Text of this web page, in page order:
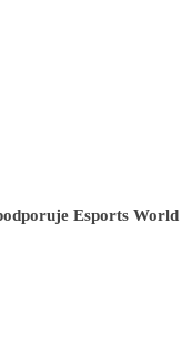
Esports World